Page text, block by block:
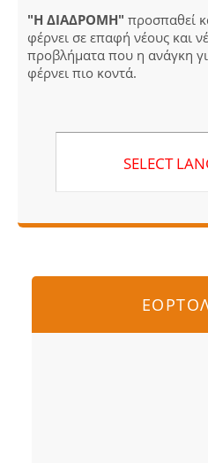
"Η ΔΙΑΔΡΟΜΗ" προσπαθεί
φέρνει σε επαφή νέους και
προβλήματα που η ανάγκη
φέρνει πιο κοντά.
SELECT